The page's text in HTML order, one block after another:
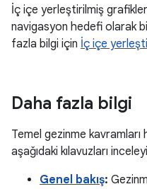
İç içe yerleştirilmiş
navigasyon hedefi olarak
fazla bilgi için İç içe
Daha fazla bilgi
Temel gezinme kavramları
aşağıdaki kılavuzları
Genel bakış: